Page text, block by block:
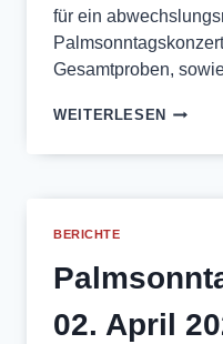
für ein
Gesamtproben,
WEITERLESEN
BERICHTE
02. April